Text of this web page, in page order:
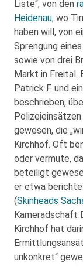
Liste“, von den
Heidenau, wo
haben will, von
Sprengung
sowie von drei
Markt in Freital.
Patrick F. und
beschrieben,
gewesen, die
Kirchhof. Oft
oder vermute,
beteiligt
er etwa
(Skinheads
Kameradschaft
Kirchhof hat
unkonkret“